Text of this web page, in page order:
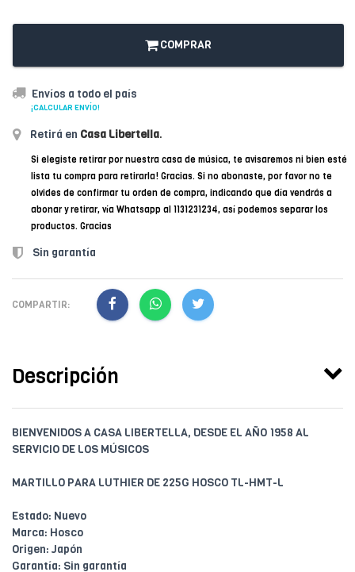
COMPRAR
Envíos a todo el país
¡CALCULAR ENVÍO!
Retirá en Casa Libertella.
Si elegiste retirar por nuestra casa de música, te avisaremos ni bien esté
lista tu compra para retirarla! Gracias. Si no abonaste, por favor no te
olvides de confirmar tu orden de compra, indicando que día vendrás a
abonar y retirar, vía Whatsapp al 1131231234, así podemos separar los
productos. Gracias
Sin garantía
COMPARTIR:
Descripción
BIENVENIDOS A CASA LIBERTELLA, DESDE EL AÑO 1958 AL
SERVICIO DE LOS MÚSICOS
MARTILLO PARA LUTHIER DE 225G HOSCO TL-HMT-L
Estado: Nuevo
Marca: Hosco
Origen: Japón
Garantía: Sin garantía